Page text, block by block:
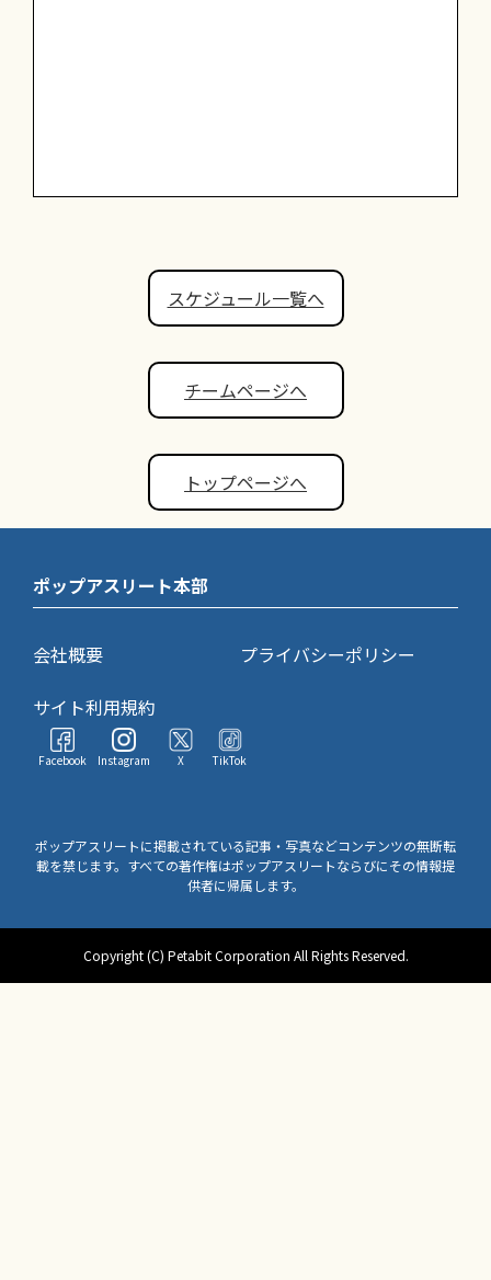
スケジュール一覧へ
チームページへ
トップページへ
ポップアスリート本部
会社概要
プライバシーポリシー
サイト利用規約
Facebook Instagram X TikTok
ポップアスリートに掲載されている記事・写真などコンテンツの無断転
載を禁じます。すべての著作権はポップアスリートならびにその情報提
供者に帰属します。
Copyright (C) Petabit Corporation All Rights Reserved.